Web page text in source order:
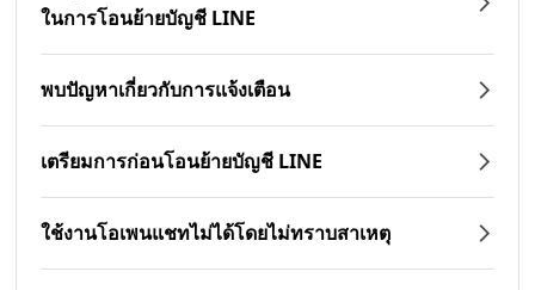
ในการโอนย้ายบัญชี LINE
พบปัญหาเกี่ยวกับการแจ้งเตือน
เตรียมการก่อนโอนย้ายบัญชี LINE
ใช้งานโอเพนแชทไม่ได้โดยไม่ทราบสาเหตุ